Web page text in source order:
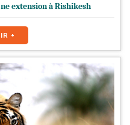
extension à Rishikesh
+